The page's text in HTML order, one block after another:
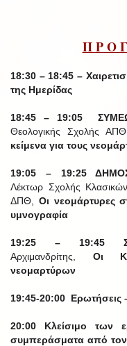
Π Ρ Ο
18:30 – 18:45 –
της Ημερίδας
18:45 – 19:05
Θεολογικής Σχολής
κείμενα για τους
19:05 – 19:25
Λέκτωρ Σχολής
ΔΠΘ, Οι νεομάρτυρες
υμνογραφία
19:25 – 19:45
Αρχιμανδρίτης, Οι
νεομαρτύρων
19:45-20:00 Ερωτήσεις
20:00 Κλείσιμο των
συμπεράσματα από